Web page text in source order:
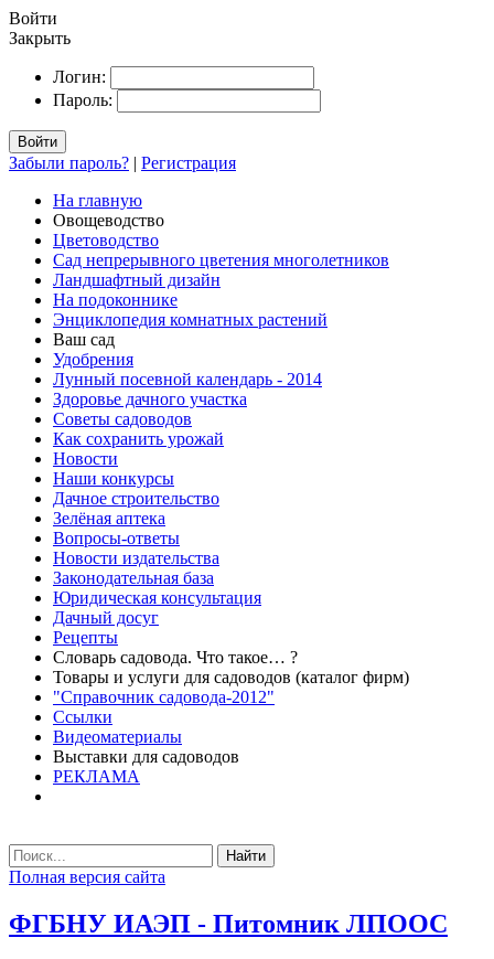
Войти
Закрыть
Логин:
Пароль:
Войти
Забыли пароль? | Регистрация
На главную
Овощеводство
Цветоводство
Сад непрерывного цветения многолетников
Ландшафтный дизайн
На подоконнике
Энциклопедия комнатных растений
Ваш сад
Удобрения
Лунный посевной календарь - 2014
Здоровье дачного участка
Советы садоводов
Как сохранить урожай
Новости
Наши конкурсы
Дачное строительство
Зелёная аптека
Вопросы-ответы
Новости издательства
Законодательная база
Юридическая консультация
Дачный досуг
Рецепты
Словарь садовода. Что такое… ?
Товары и услуги для садоводов (каталог фирм)
"Справочник садовода-2012"
Ссылки
Видеоматериалы
Выставки для садоводов
РЕКЛАМА
Найти
Полная версия сайта
ФГБНУ ИАЭП - Питомник ЛПООС